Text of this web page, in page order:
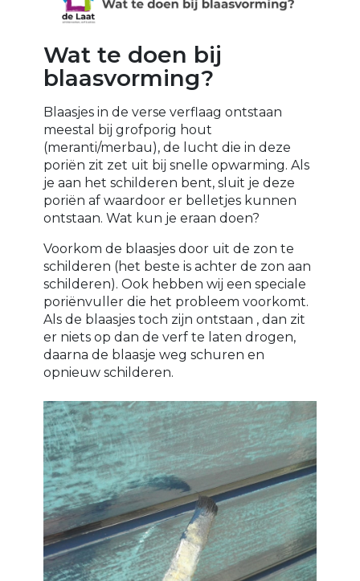
Wat te doen bij
blaasvorming?
Blaasjes in de verse verflaag ontstaan
meestal bij grofporig hout
(meranti/merbau), de lucht die in deze
poriën zit zet uit bij snelle opwarming. Als
je aan het schilderen bent, sluit je deze
poriën af waardoor er belletjes kunnen
ontstaan. Wat kun je eraan doen?
Voorkom de blaasjes door uit de zon te
schilderen (het beste is achter de zon aan
schilderen). Ook hebben wij een speciale
poriënvuller die het probleem voorkomt.
Als de blaasjes toch zijn ontstaan , dan zit
er niets op dan de verf te laten drogen,
daarna de blaasje weg schuren en
opnieuw schilderen.